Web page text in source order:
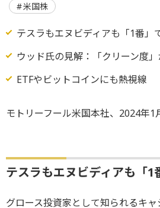
米国株
テスラもエヌビディアも「1番」
ウッド氏の見解：「クリーン度
ETFやビットコインにも熱視線
モトリーフール米国本社、2024年1
テスラもエヌビディアも「1
グロース投資家として知られるキ